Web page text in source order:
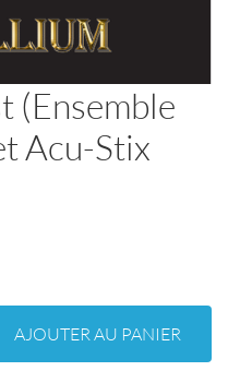
(Ensemble
Acu-Stix
AJOUTER AU PANIER